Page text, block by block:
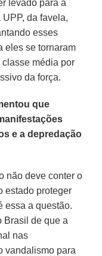
levado para a
da favela,
esses
eles se tornaram
média por
da força.
que
e a depredação
não deve conter o
estado proteger
essa a questão.
Brasil de que a
nas
vandalismo para